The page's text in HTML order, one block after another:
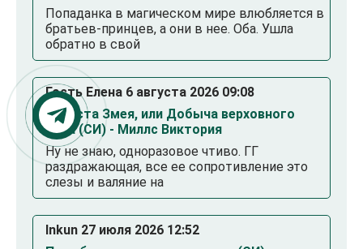
Попаданка в магическом мире влюбляется в
братьев-принцев, а они в нее. Оба. Ушла
обратно в свой
Гость Елена 6 августа 2026 09:08
Невеста Змея, или Добыча верховного
Нага (СИ) - Миллс Виктория
Ну не знаю, одноразовое чтиво. ГГ
раздражающая, все ее сопротивление это
слезы и валяние на
Inkun 27 июля 2026 12:52